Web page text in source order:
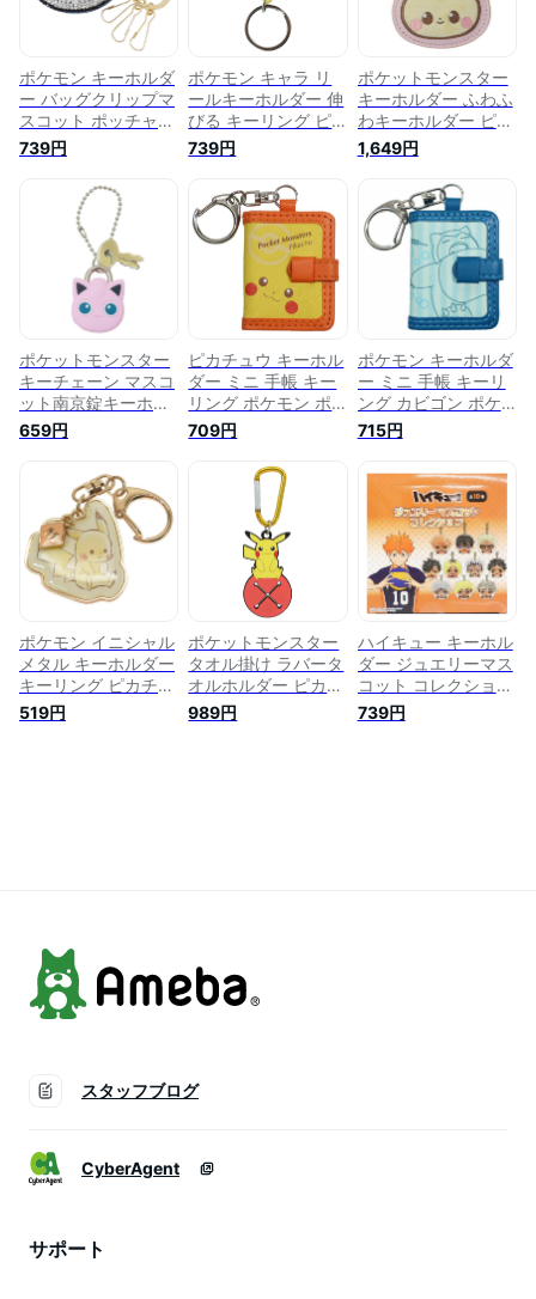
ポケモン キーホルダ
ー バッグクリップマ
スコット ポッチャマ
ポケットモンスター
タカラトミー 鍵ホル
ダー キャラクター
グッズ メール便可
シネマコレクション
プレゼント 男の子
女の子 ギフト
739円
ポケモン キャラ リ
ールキーホルダー 伸
びる キーリング ピ
カチュウ ポケットモ
ンスター ティーズフ
ァクトリー プレゼン
ト キャラクター グ
ッズ メール便可 シ
ネマコレクション 男
の子 女の子 ギフト
739円
ポケットモンスター
キーホルダー ふわふ
わキーホルダー ピチ
ュー ポケモン マリ
モクラフト チャーム
子供 かわいい キャ
ラクター グッズ メ
ール便可 シネマコレ
クション
1,649円
ポケットモンスター
キーチェーン マスコ
ット南京錠キーホル
ダー プリン ポケモ
ン ティーズファクト
ラクター グッズ メ
ール便可 シネマコレ
クション
659円
ピカチュウ キーホル
ダー ミニ 手帳 キー
リング ポケモン ポ
ケットモンスター エ
スケイジャパン プレ
ゼント キャラクター
グッズ メール便可
シネマコレクション
709円
ポケモン キーホルダ
ー ミニ 手帳 キーリ
ング カビゴン ポケ
ットモンスター エス
ケイジャパン プレゼ
グッズ メール便可
シネマコレクション
男の子 女の子 ギフ
ト
715円
ポケモン イニシャル
メタル キーホルダー
キーリング ピカチュ
ウ アルファベット M
ポケットモンスター
519円
ポケットモンスター
タオル掛け ラバータ
オルホルダー ピカチ
ュウ ポケモン エン
スカイ アウトドア
989円
ハイキュー キーホル
ダー ジュエリーマス
コット コレクション
全10種 少年ジャンプ
マックスリミテッド
739円
スタッフブログ
CyberAgent
サポート